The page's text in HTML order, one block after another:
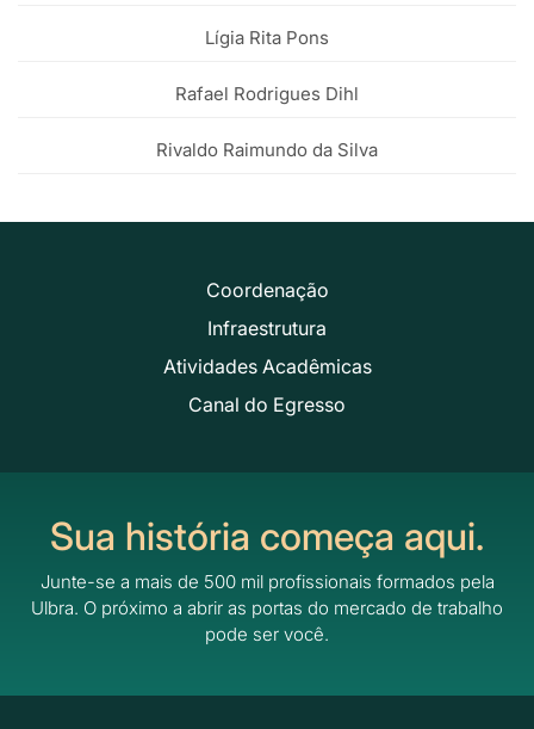
Lígia Rita Pons
Rafael Rodrigues Dihl
Rivaldo Raimundo da Silva
Coordenação
Infraestrutura
Atividades Acadêmicas
Canal do Egresso
Sua história começa aqui.
Junte-se a mais de 500 mil profissionais formados pela
Ulbra. O próximo a abrir as portas do mercado de trabalho
pode ser você.